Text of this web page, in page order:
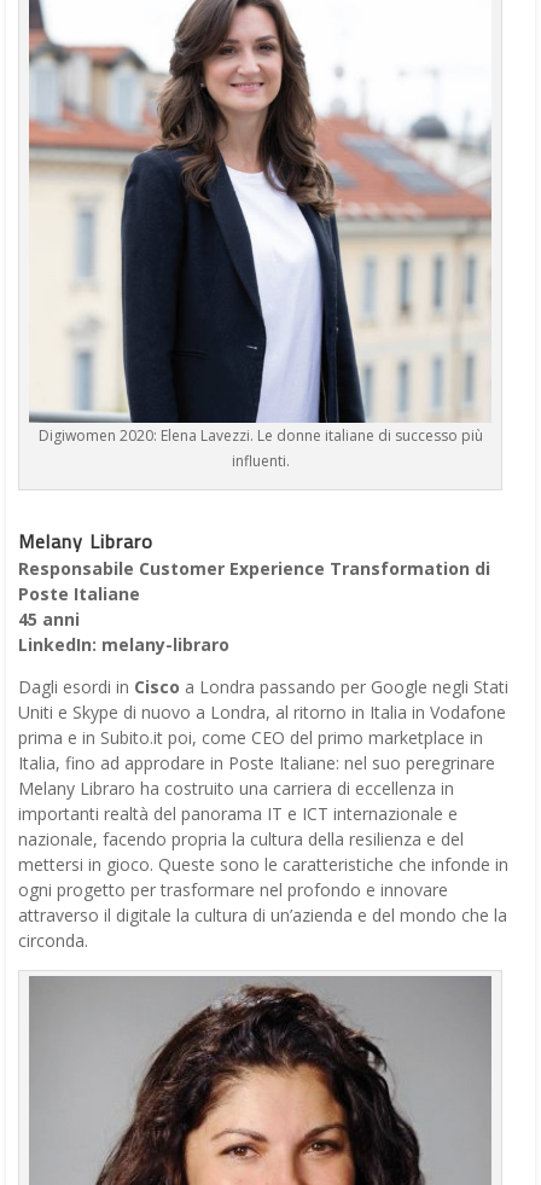
Digiwomen 2020: Elena Lavezzi. Le donne italiane di successo più
influenti.
Melany Libraro
Responsabile Customer Experience Transformation di
Poste Italiane
45 anni
LinkedIn: melany-libraro
Dagli esordi in Cisco a Londra passando per Google negli Stati
Uniti e Skype di nuovo a Londra, al ritorno in Italia in Vodafone
prima e in Subito.it poi, come CEO del primo marketplace in
Italia, fino ad approdare in Poste Italiane: nel suo peregrinare
Melany Libraro ha costruito una carriera di eccellenza in
importanti realtà del panorama IT e ICT internazionale e
nazionale, facendo propria la cultura della resilienza e del
mettersi in gioco. Queste sono le caratteristiche che infonde in
ogni progetto per trasformare nel profondo e innovare
attraverso il digitale la cultura di un’azienda e del mondo che la
circonda.